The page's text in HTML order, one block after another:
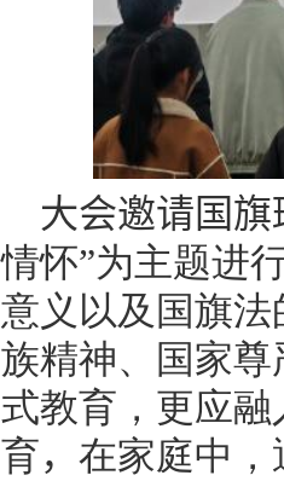
大会邀请国旗
情怀”为主题进
意义以及国旗
族精神、国家
式教育，更应
育，在家庭中